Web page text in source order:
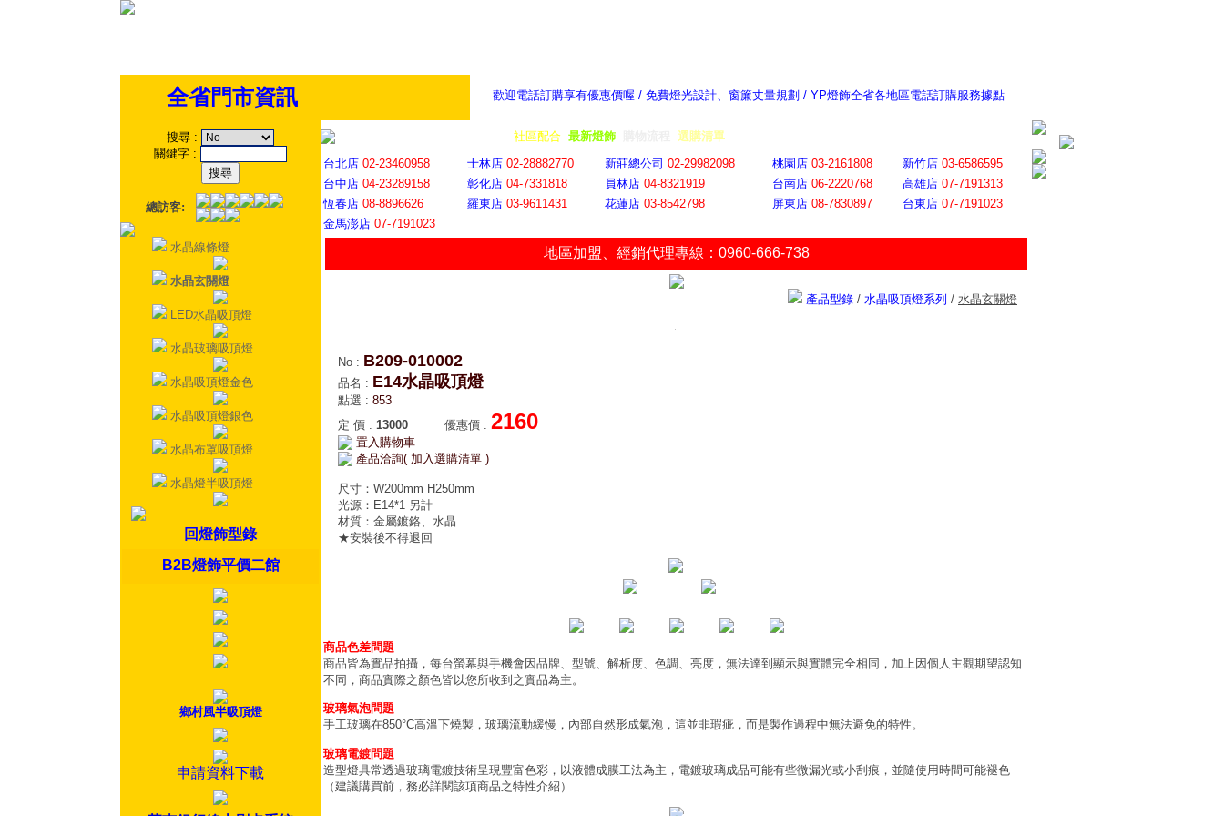
歡迎電話訂購享有優惠價喔 / 免費燈光設計、窗簾丈量規劃 / YP燈飾全省各地區電話訂購服務據點
全省門市資訊
搜尋 :
關鍵字 :
總訪客:
水晶線條燈
水晶玄關燈
LED水晶吸頂燈
水晶玻璃吸頂燈
水晶吸頂燈金色
水晶吸頂燈銀色
水晶布罩吸頂燈
水晶燈半吸頂燈
回燈飾型錄
B2B燈飾平價二館
鄉村風半吸頂燈
申請資料下載
社區配合 最新燈飾 選購清單
台北店 02-23460958 士林店 02-28882770 新莊總公司 02-29982098 桃園店 03-2161808 新竹店 03-6586595
台中店 04-23289158 彰化店 04-7331818 員林店 04-8321919 台南店 06-2220768 高雄店 07-7191313
恆春店 08-8896626 羅東店 03-9611431 花蓮店 03-8542798 屏東店 08-7830897 台東店 07-7191023
金馬澎店 07-7191023
地區加盟 經銷代理專線：0960-666-738
產品型錄 / 水晶吸頂燈系列 / 水晶玄關燈
No : B209-010002
品名 : E14水晶吸頂燈
點選 : 853
定 價 : 13000 優惠價 : 2160
置入購物車
產品洽詢( 加入選購清單 )
尺寸：W200mm H250mm
光源：E14*1 另計
材質：金屬鍍鉻、水晶
★安裝後不得退回
商品色差問題
商品皆為實品拍攝，每台螢幕與手機會因品牌、型號、解析度、色調、亮度，無法達到顯示與實體完全相同，加上因個人主觀期望認知
不同，商品實際之顏色皆以您所收到之實品為主。
玻璃氣泡問題
手工玻璃在850°C高溫下燒製，玻璃流動緩慢，內部自然形成氣泡，這並非瑕疵，而是製作過程中無法避免的特性。
玻璃電鍍問題
造型燈具常透過玻璃電鍍技術呈現豐富色彩，以液體成膜工法為主，電鍍玻璃成品可能有些微漏光或小刮痕，並隨使用時間可能褪色
（建議購買前，務必詳閱該項商品之特性介紹）